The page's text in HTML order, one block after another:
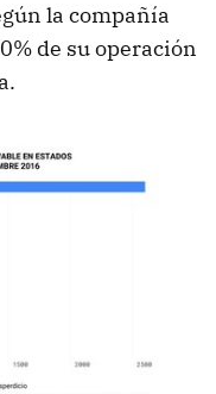
la compañía
de su operación